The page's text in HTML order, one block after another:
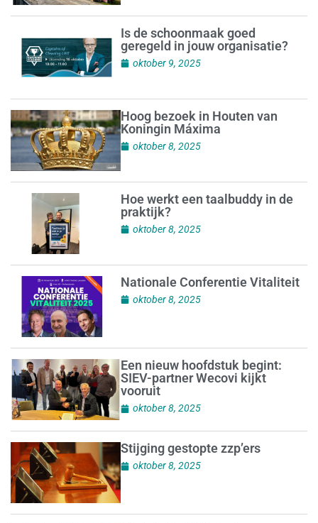
Is de schoonmaak goed
geregeld in jouw organisatie?
oktober 9, 2025
Hoog bezoek in Houten van
Koningin Máxima
oktober 8, 2025
Hoe werkt een taalbuddy in de
praktijk?
oktober 8, 2025
Nationale Conferentie Vitaliteit
oktober 8, 2025
Een nieuw hoofdstuk begint:
SIEV-partner Wecovi kijkt
vooruit
oktober 8, 2025
Stijging gestopte zzp’ers
oktober 8, 2025